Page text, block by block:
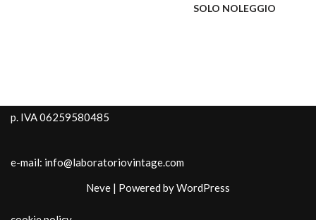
SOLO NOLEGGIO
p. IVA 06259580485
e-mail: info@laboratoriovintage.com
Neve | Powered byWordPress